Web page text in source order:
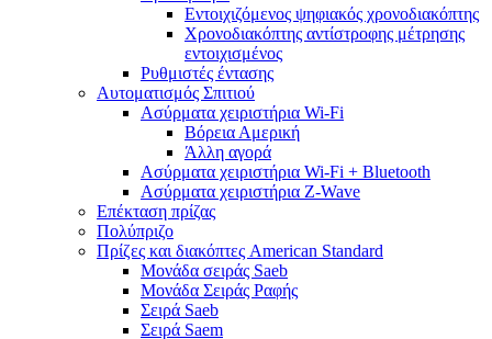
Εντοιχιζόμενος ψηφιακός χρονοδιακόπτης
Χρονοδιακόπτης αντίστροφης μέτρησης
εντοιχισμένος
Ρυθμιστές έντασης
Αυτοματισμός Σπιτιού
Ασύρματα χειριστήρια Wi-Fi
Βόρεια Αμερική
Άλλη αγορά
Ασύρματα χειριστήρια Wi-Fi + Bluetooth
Ασύρματα χειριστήρια Z-Wave
Επέκταση πρίζας
Πολύπριζο
Πρίζες και διακόπτες American Standard
Μονάδα σειράς Saeb
Μονάδα Σειράς Ραφής
Σειρά Saeb
Σειρά Saem